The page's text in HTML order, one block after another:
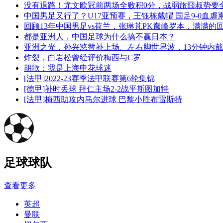
没有退路！尤文欧冠前两场全败积0分，战弱旅囧叔势要
中国男足又行了？U17亚预赛，王钰栋戴帽 国足9-0血虐
回顾13年中国男足vs荷兰，张琳芃PK巅峰罗本，满满的
都是亚洲人，中国足球为什么搞不赢日本？
亚洲之光，孙兴慜替补上场、左右脚世界波，13分钟内戴
炸裂，白岩松曾经评价梅西与C罗
胡歌：我是上海申花球迷
[法甲]2022-23赛季法甲联赛第6轮集锦
[德甲]补时丢球 拜仁主场2-2战平斯图加特
[法甲]梅西助攻内马尔进球 巴黎小胜布雷斯特
足球球队
查看更多
英超
曼联